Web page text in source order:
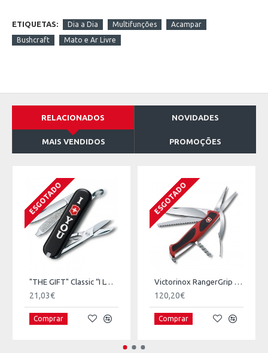
ETIQUETAS: Dia a Dia Multifunções Acampar
Bushcraft Mato e Ar Livre
RELACIONADOS NOVIDADES
MAIS VENDIDOS PROMOÇÕES
ESGOTADO
"THE GIFT" Classic “I LOVE YOU” Collection
21,03€
Comprar
ESGOTADO
Victorinox RangerGrip Gardener
120,20€
Comprar